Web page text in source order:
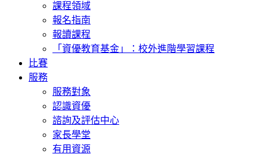
課程領域
報名指南
報讀課程
「資優教育基金」：校外進階學習課程
比賽
服務
服務對象
認識資優
諮詢及評估中心
家長學堂
有用資源